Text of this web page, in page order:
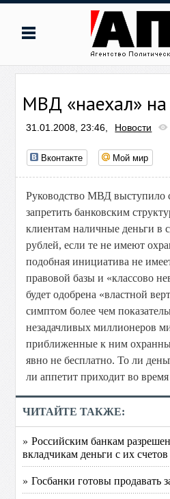
МВД «наехал» на
31.01.2008, 23:46, Новости
Вконтакте Мой мир
Руководство МВД выступило
запретить банковским
клиентам наличные деньги в
рублей, если те не имеют
подобная инициатива не
правовой базы и «классово
будет одобрена «властной
симптом более чем
незадачливых миллионеров
приближенные к ним
явно не бесплатно. То ли
ли аппетит приходит во
ЧИТАЙТЕ ТАКЖЕ:
» Российским банкам
вкладчикам деньги с их счетов
» Госбанки готовы продавать